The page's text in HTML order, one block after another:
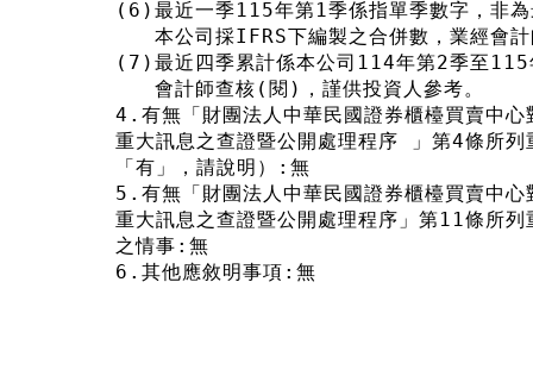
(6)最近一季115年第1季係指單季數字，非
本公司採IFRS下編製之合併數，業經會
(7)最近四季累計係本公司114年第2季至
   會計師查核(閱)，謹供投資人參考。
4.有無「財團法人中華民國證券櫃檯買賣中心
重大訊息之查證暨公開處理程序 」第4條所列
「有」，請說明）:無
5.有無「財團法人中華民國證券櫃檯買賣中心
重大訊息之查證暨公開處理程序」第11條所列
之情事:無
6.其他應敘明事項:無